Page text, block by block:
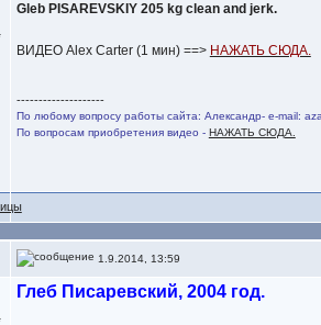
Gleb PISAREVSKIY 205 kg clean and jerk.
ВИДЕО Alex Carter (1 мин) ==> НАЖАТЬ СЮДА.
--------------------
По любому вопросу работы сайта: Александр- e-mail:
По вопросам приобретения видео - НАЖАТЬ СЮДА.
1.9.2014, 13:59
Глеб Писаревский, 2004 год.